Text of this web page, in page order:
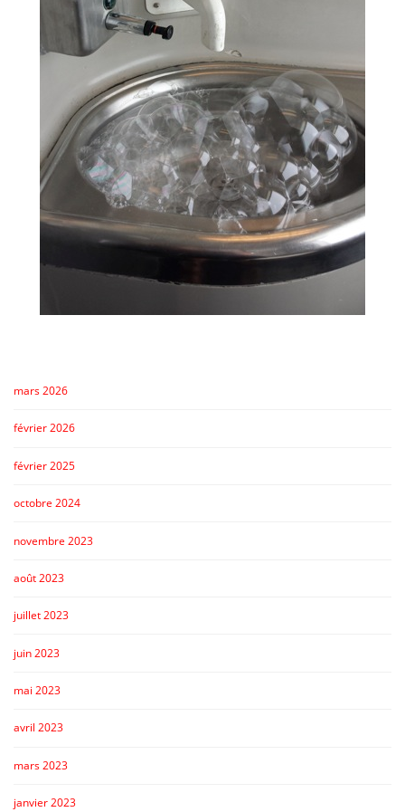
mars 2026
février 2026
février 2025
octobre 2024
novembre 2023
août 2023
juillet 2023
juin 2023
mai 2023
avril 2023
mars 2023
janvier 2023